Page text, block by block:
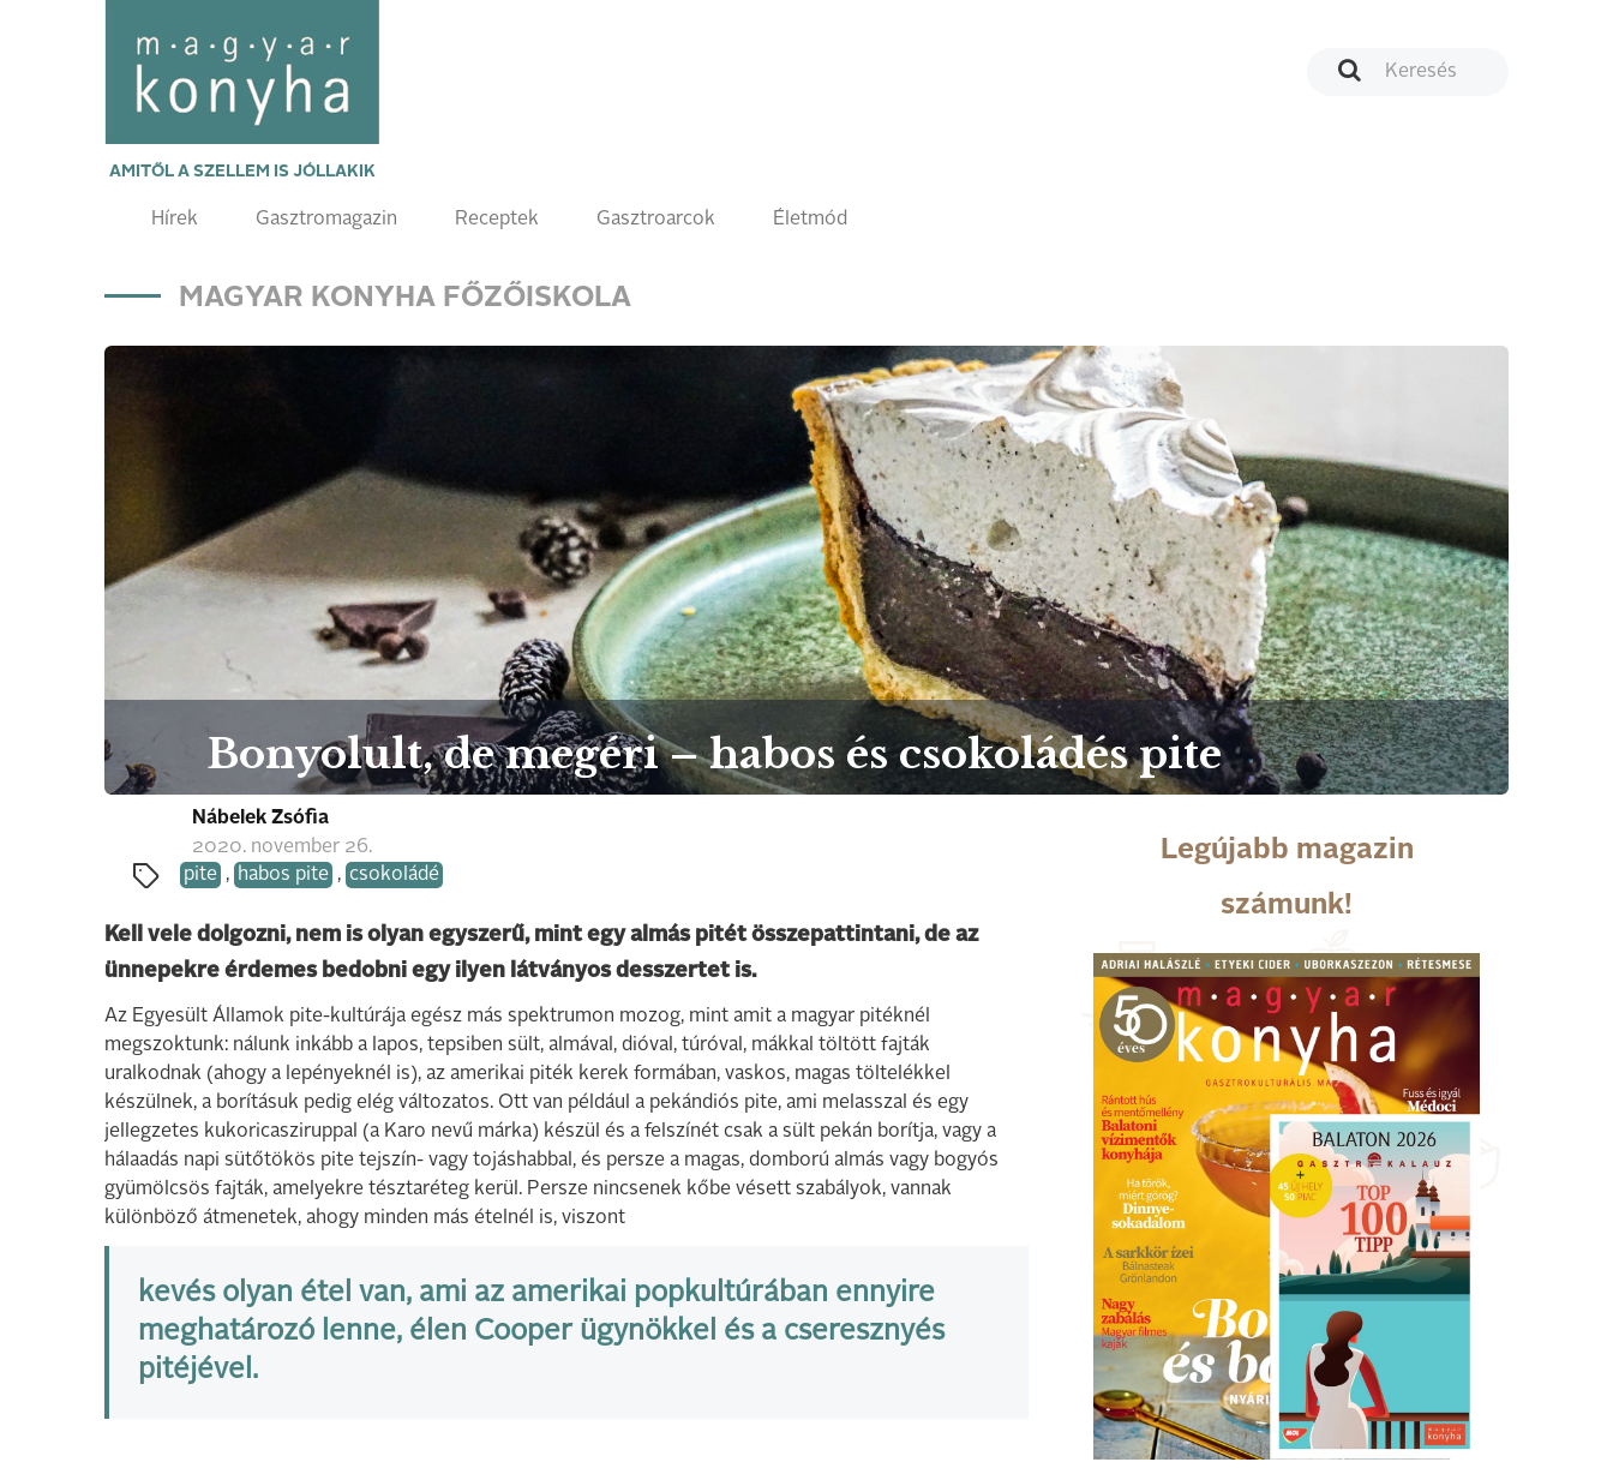
AMITŐL A SZELLEM IS JÓLLAKIK
Hírek Gasztromagazin Receptek Gasztroarcok Életmód
MAGYAR KONYHA FŐZŐISKOLA
Bonyolult, de megéri – habos és csokoládés pite
Nábelek Zsófia
2020. november 26.
pite , habos pite , csokoládé
Kell vele dolgozni, nem is olyan egyszerű, mint egy almás pitét összepattintani, de az
ünnepekre érdemes bedobni egy ilyen látványos desszertet is.
Az Egyesült Államok pite-kultúrája egész más spektrumon mozog, mint amit a magyar pitéknél
megszoktunk: nálunk inkább a lapos, tepsiben sült, almával, dióval, túróval, mákkal töltött fajták
uralkodnak (ahogy a lepényeknél is), az amerikai piték kerek formában, vaskos, magas töltelékkel
készülnek, a borításuk pedig elég változatos. Ott van például a pekándiós pite, ami melasszal és egy
jellegzetes kukoricasziruppal (a Karo nevű márka) készül és a felszínét csak a sült pekán borítja, vagy a
hálaadás napi sütőtökös pite tejszín- vagy tojáshabbal, és persze a magas, domború almás vagy bogyós
gyümölcsös fajták, amelyekre tésztaréteg kerül. Persze nincsenek kőbe vésett szabályok, vannak
különböző átmenetek, ahogy minden más ételnél is, viszont
kevés olyan étel van, ami az amerikai popkultúrában ennyire
meghatározó lenne, élen Cooper ügynökkel és a cseresznyés
pitéjével.
Legújabb magazin
számunk!